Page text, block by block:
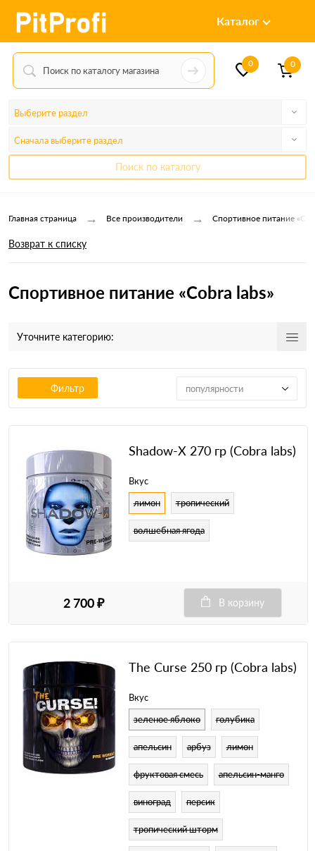
Каталог
0 0
Выберите раздел
Сначала выберите раздел
Поиск по каталогу
Главная страница → Все производители → Спортивное питание
Возврат к списку
Спортивное питание «Cobra labs»
Уточните категорию:
Фильтр популярности
Shadow-X 270 гр (Cobra labs)
Вкус
лимон
тропический
волшебная ягода
2 700 ₽ В корзину
The Curse 250 гр (Cobra labs)
Вкус
зеленое яблоко
голубика
апельсин арбуз лимон
фруктовая смесь апельсин-манго
виноград персик
тропический шторм